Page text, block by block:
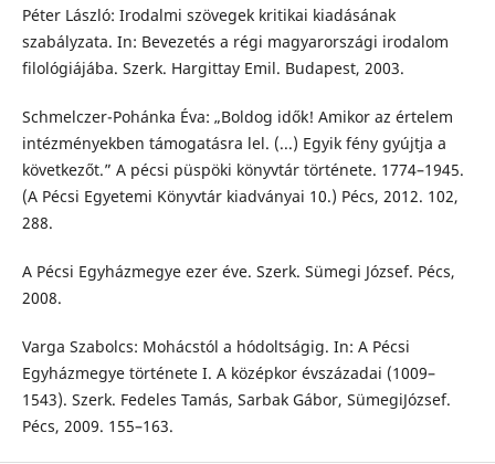
Péter László: Irodalmi szövegek kritikai kiadásának
szabályzata. In: Bevezetés a régi magyarországi irodalom
filológiájába. Szerk. Hargittay Emil. Budapest, 2003.
Schmelczer-Pohánka Éva: „Boldog idők! Amikor az értelem
intézményekben támogatásra lel. (...) Egyik fény gyújtja a
következőt.” A pécsi püspöki könyvtár története. 1774–1945.
(A Pécsi Egyetemi Könyvtár kiadványai 10.) Pécs, 2012. 102,
288.
A Pécsi Egyházmegye ezer éve. Szerk. Sümegi József. Pécs,
2008.
Varga Szabolcs: Mohácstól a hódoltságig. In: A Pécsi
Egyházmegye története I. A középkor évszázadai (1009–
1543). Szerk. Fedeles Tamás, Sarbak Gábor, SümegiJózsef.
Pécs, 2009. 155–163.